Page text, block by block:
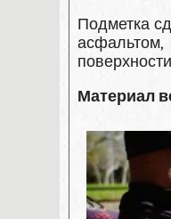
Подметка
Материал